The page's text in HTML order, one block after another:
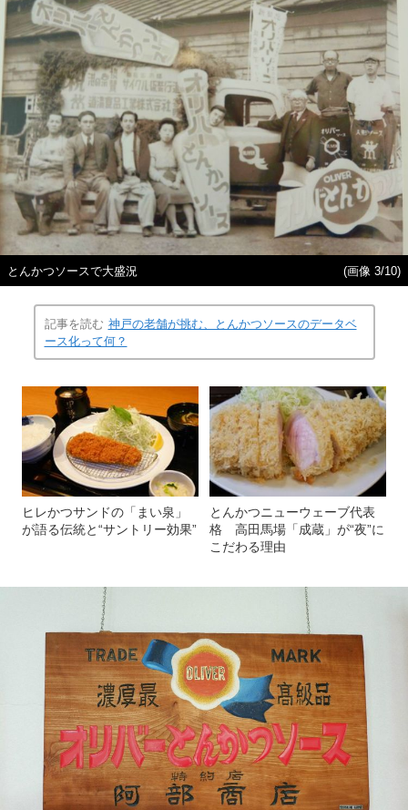
とんかつソースで大盛況 (画像 3/10)
記事を読む 神戸の老舗が挑む、とんかつソースのデータベ
ース化って何？
ヒレかつサンドの「まい泉」
が語る伝統と“サントリー効果”
とんかつニューウェーブ代表
格 高田馬場「成蔵」が“夜”に
こだわる理由